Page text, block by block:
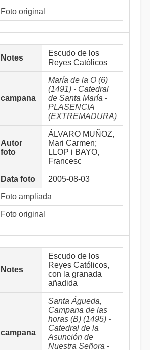
Foto original
Notes
Escudo de los
Reyes Católicos
campana
María de la O (6)
(1491) - Catedral
de Santa María -
PLASENCIA
(EXTREMADURA)
Autor
foto
ÁLVARO MUÑOZ,
Mari Carmen;
LLOP i BAYO,
Francesc
Data foto 2005-08-03
Foto ampliada
Foto original
Notes
Escudo de los
Reyes Católicos,
con la granada
añadida
campana
Santa Águeda,
Campana de las
horas (B) (1495) -
Catedral de la
Asunción de
Nuestra Señora -